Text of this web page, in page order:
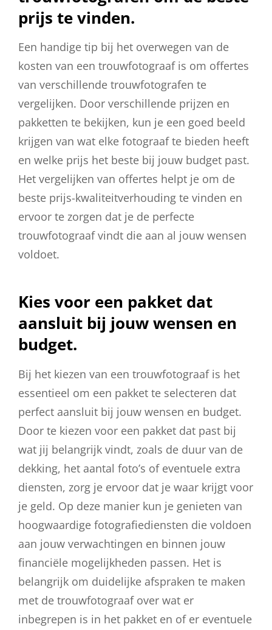
prijs te vinden.
Een handige tip bij het overwegen van de
kosten van een trouwfotograaf is om offertes
van verschillende trouwfotografen te
vergelijken. Door verschillende prijzen en
pakketten te bekijken, kun je een goed beeld
krijgen van wat elke fotograaf te bieden heeft
en welke prijs het beste bij jouw budget past.
Het vergelijken van offertes helpt je om de
beste prijs-kwaliteitverhouding te vinden en
ervoor te zorgen dat je de perfecte
trouwfotograaf vindt die aan al jouw wensen
voldoet.
Kies voor een pakket dat
aansluit bij jouw wensen en
budget.
Bij het kiezen van een trouwfotograaf is het
essentieel om een pakket te selecteren dat
perfect aansluit bij jouw wensen en budget.
Door te kiezen voor een pakket dat past bij
wat jij belangrijk vindt, zoals de duur van de
dekking, het aantal foto’s of eventuele extra
diensten, zorg je ervoor dat je waar krijgt voor
je geld. Op deze manier kun je genieten van
hoogwaardige fotografiediensten die voldoen
aan jouw verwachtingen en binnen jouw
financiële mogelijkheden passen. Het is
belangrijk om duidelijke afspraken te maken
met de trouwfotograaf over wat er
inbegrepen is in het pakket en of er eventuele